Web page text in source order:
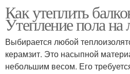
Как утеплить
Утепление пола
Выбирается любой
керамзит. Это насыпной
небольшим весом. Его